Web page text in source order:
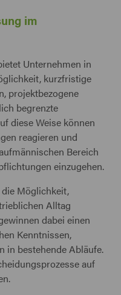
im
Unternehmen in
kurzfristige
projektbezogene
begrenzte
diese Weise können
reagieren und
Bereich
einzugehen.
Möglichkeit,
Alltag
dabei einen
Kenntnissen,
in bestehende Abläufe.
auf